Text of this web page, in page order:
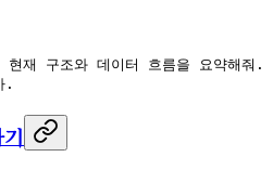
재 구조와 데이터 흐름을 요약해줘.
.